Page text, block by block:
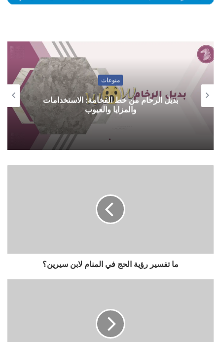
منوعات
بديل الرخام من خط الفخامة: الاستخدامات
والمزايا والعيوب
ما تفسير رؤية الحج في المنام لابن سيرين؟